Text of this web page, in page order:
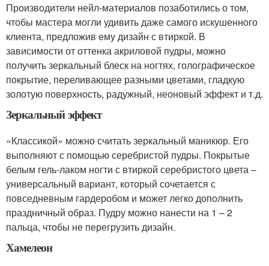
Производители нейл-материалов позаботились о том,
чтобы мастера могли удивить даже самого искушенного
клиента, предложив ему дизайн с втиркой. В
зависимости от оттенка акриловой пудры, можно
получить зеркальный блеск на ногтях, голографическое
покрытие, переливающее разными цветами, гладкую
золотую поверхность, радужный, неоновый эффект и т.д.
Зеркальный эффект
«Классикой» можно считать зеркальный маникюр. Его
выполняют с помощью серебристой пудры. Покрытые
белым гель-лаком ногти с втиркой серебристого цвета –
универсальный вариант, который сочетается с
повседневным гардеробом и может легко дополнить
праздничный образ. Пудру можно нанести на 1 – 2
пальца, чтобы не перегрузить дизайн.
Хамелеон